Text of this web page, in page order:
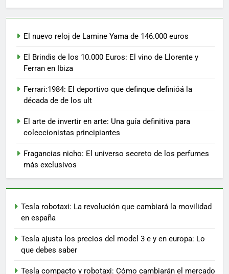
El nuevo reloj de Lamine Yama de 146.000 euros
El Brindis de los 10.000 Euros: El vino de Llorente y
Ferran en Ibiza
Ferrari:1984: El deportivo que definque definióá la
década de de los ult
El arte de invertir en arte: Una guía definitiva para
coleccionistas principiantes
Fragancias nicho: El universo secreto de los perfumes
más exclusivos
Tesla robotaxi: La revolución que cambiará la movilidad
en españa
Tesla ajusta los precios del model 3 e y en europa: Lo
que debes saber
Tesla compacto y robotaxi: Cómo cambiarán el mercado